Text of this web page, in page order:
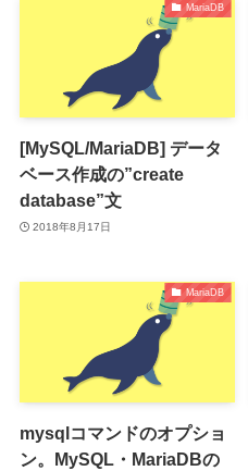
MariaDB
[MySQL/MariaDB] データ
ベース作成の”create
database”文
2018年8月17日
MariaDB
mysqlコマンドのオプショ
ン。MySQL・MariaDBの